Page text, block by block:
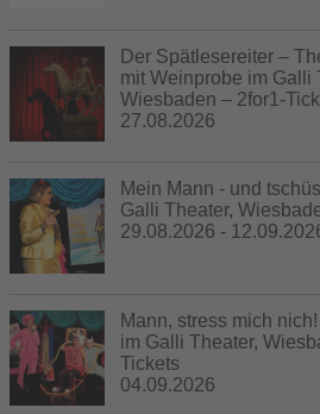
Der Spätlesereiter –
mit Weinprobe im Galli
Wiesbaden – 2for1-
27.08.2026
Mein Mann - und
Galli Theater,
29.08.2026 -
Mann, stress mich
im Galli Theater,
Tickets
04.09.2026